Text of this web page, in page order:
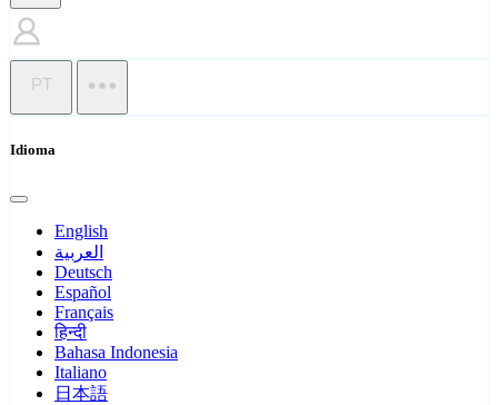
PT
Idioma
English
العربية
Deutsch
Español
Français
हिन्दी
Bahasa Indonesia
Italiano
日本語